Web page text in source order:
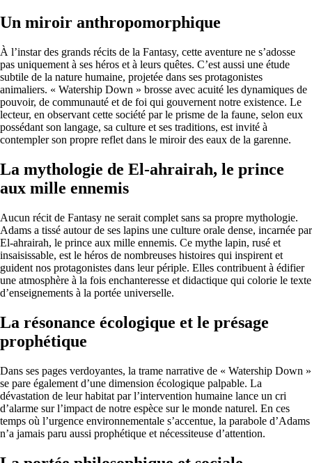
Un miroir anthropomorphique
À l’instar des grands récits de la Fantasy, cette aventure ne s’adosse
pas uniquement à ses héros et à leurs quêtes. C’est aussi une étude
subtile de la nature humaine, projetée dans ses protagonistes
animaliers. « Watership Down » brosse avec acuité les dynamiques de
pouvoir, de communauté et de foi qui gouvernent notre existence. Le
lecteur, en observant cette société par le prisme de la faune, selon eux
possédant son langage, sa culture et ses traditions, est invité à
contempler son propre reflet dans le miroir des eaux de la garenne.
La mythologie de El-ahrairah, le prince
aux mille ennemis
Aucun récit de Fantasy ne serait complet sans sa propre mythologie.
Adams a tissé autour de ses lapins une culture orale dense, incarnée par
El-ahrairah, le prince aux mille ennemis. Ce mythe lapin, rusé et
insaisissable, est le héros de nombreuses histoires qui inspirent et
guident nos protagonistes dans leur périple. Elles contribuent à édifier
une atmosphère à la fois enchanteresse et didactique qui colorie le texte
d’enseignements à la portée universelle.
La résonance écologique et le présage
prophétique
Dans ses pages verdoyantes, la trame narrative de « Watership Down »
se pare également d’une dimension écologique palpable. La
dévastation de leur habitat par l’intervention humaine lance un cri
d’alarme sur l’impact de notre espèce sur le monde naturel. En ces
temps où l’urgence environnementale s’accentue, la parabole d’Adams
n’a jamais paru aussi prophétique et nécessiteuse d’attention.